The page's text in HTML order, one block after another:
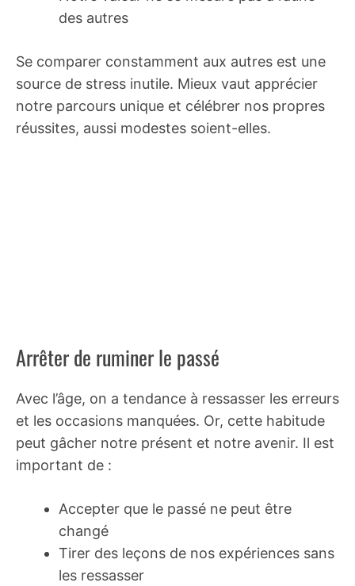
des autres
Se comparer constamment aux autres est une
source de stress inutile. Mieux vaut apprécier
notre parcours unique et célébrer nos propres
réussites, aussi modestes soient-elles.
Arrêter de ruminer le passé
Avec l’âge, on a tendance à ressasser les erreurs
et les occasions manquées. Or, cette habitude
peut gâcher notre présent et notre avenir. Il est
important de :
Accepter que le passé ne peut être
changé
Tirer des leçons de nos expériences sans
les ressasser